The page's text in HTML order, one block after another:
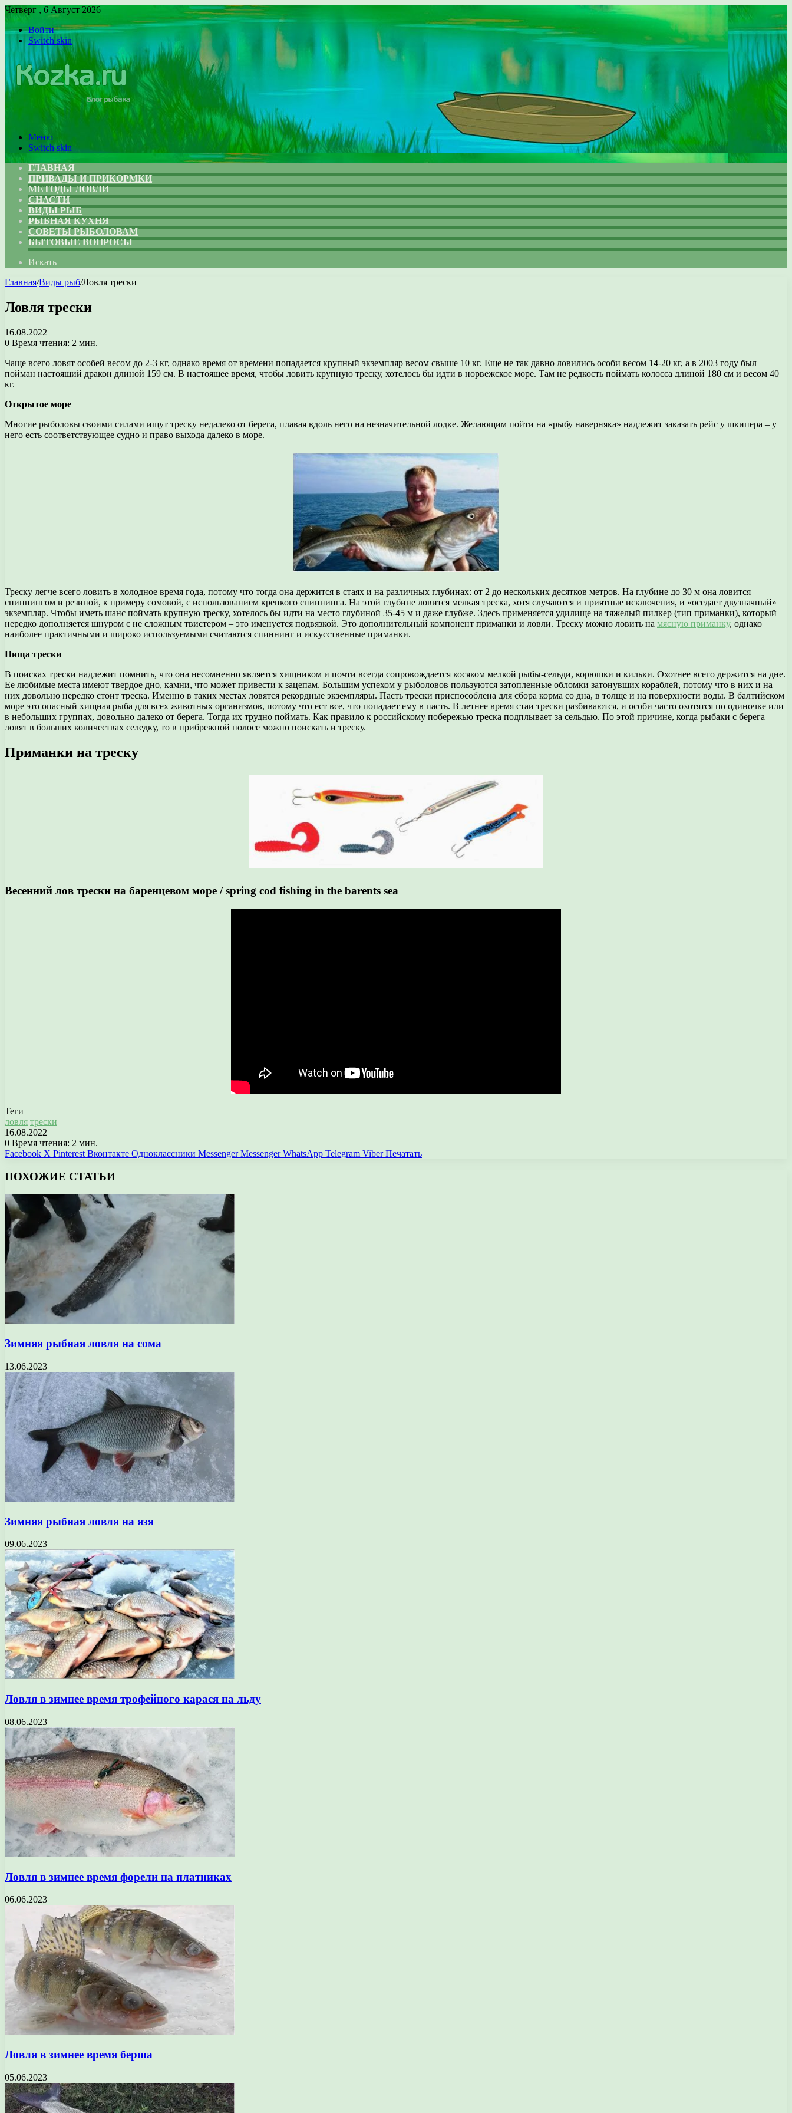
Четверг , 6 Август 2026
Войти
Switch skin
Меню
Switch skin
ГЛАВНАЯ
ПРИВАДЫ И ПРИКОРМКИ
МЕТОДЫ ЛОВЛИ
СНАСТИ
ВИДЫ РЫБ
РЫБНАЯ КУХНЯ
СОВЕТЫ РЫБОЛОВАМ
БЫТОВЫЕ ВОПРОСЫ
Искать
Главная/Виды рыб/Ловля трески
Ловля трески
16.08.2022
0 Время чтения: 2 мин.
Чаще всего ловят особей весом до 2-3 кг, однако время от времени попадается крупный экземпляр весом свыше 10 кг. Еще не так давно ловились особи весом 14-20 кг, а в 2003 году был
пойман настоящий дракон длиной 159 см. В настоящее время, чтобы ловить крупную треску, хотелось бы идти в норвежское море. Там не редкость поймать колосса длиной 180 см и весом 40
кг.
Открытое море
Многие рыболовы своими силами ищут треску недалеко от берега, плавая вдоль него на незначительной лодке. Желающим пойти на «рыбу наверняка» надлежит заказать рейс у шкипера – у
него есть соответствующее судно и право выхода далеко в море.
Треску легче всего ловить в холодное время года, потому что тогда она держится в стаях и на различных глубинах: от 2 до нескольких десятков метров. На глубине до 30 м она ловится
спиннингом и резиной, к примеру сомовой, с использованием крепкого спиннинга. На этой глубине ловится мелкая треска, хотя случаются и приятные исключения, и «оседает двузначный»
экземпляр. Чтобы иметь шанс поймать крупную треску, хотелось бы идти на место глубиной 35-45 м и даже глубже. Здесь применяется удилище на тяжелый пилкер (тип приманки), который
нередко дополняется шнуром с не сложным твистером – это именуется подвязкой. Это дополнительный компонент приманки и ловли. Треску можно ловить на мясную приманку, однако
наиболее практичными и широко используемыми считаются спиннинг и искусственные приманки.
Пища трески
В поисках трески надлежит помнить, что она несомненно является хищником и почти всегда сопровождается косяком мелкой рыбы-сельди, корюшки и кильки. Охотнее всего держится на дне.
Ее любимые места имеют твердое дно, камни, что может привести к зацепам. Большим успехом у рыболовов пользуются затопленные обломки затонувших кораблей, потому что в них и на
них довольно нередко стоит треска. Именно в таких местах ловятся рекордные экземпляры. Пасть трески приспособлена для сбора корма со дна, в толще и на поверхности воды. В балтийском
море это опасный хищная рыба для всех животных организмов, потому что ест все, что попадает ему в пасть. В летнее время стаи трески разбиваются, и особи часто охотятся по одиночке или
в небольших группах, довольно далеко от берега. Тогда их трудно поймать. Как правило к российскому побережью треска подплывает за сельдью. По этой причине, когда рыбаки с берега
ловят в больших количествах селедку, то в прибрежной полосе можно поискать и треску.
Приманки на треску
Весенний лов трески на баренцевом море / spring cod fishing in the barents sea
Теги
ловля трески
16.08.2022
0 Время чтения: 2 мин.
Facebook X Pinterest Вконтакте Одноклассники Messenger Messenger WhatsApp Telegram Viber Печатать
ПОХОЖИЕ СТАТЬИ
Зимняя рыбная ловля на сома
13.06.2023
Зимняя рыбная ловля на язя
09.06.2023
Ловля в зимнее время трофейного карася на льду
08.06.2023
Ловля в зимнее время форели на платниках
06.06.2023
Ловля в зимнее время берша
05.06.2023